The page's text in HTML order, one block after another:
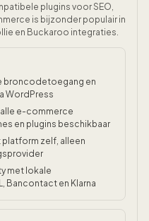
plugins voor SEO,
is bijzonder populair in
en Buckaroo integraties.
broncodetoegang en
WordPress
e-commerce
en plugins beschikbaar
zelf, alleen
met lokale
Bancontact en Klarna